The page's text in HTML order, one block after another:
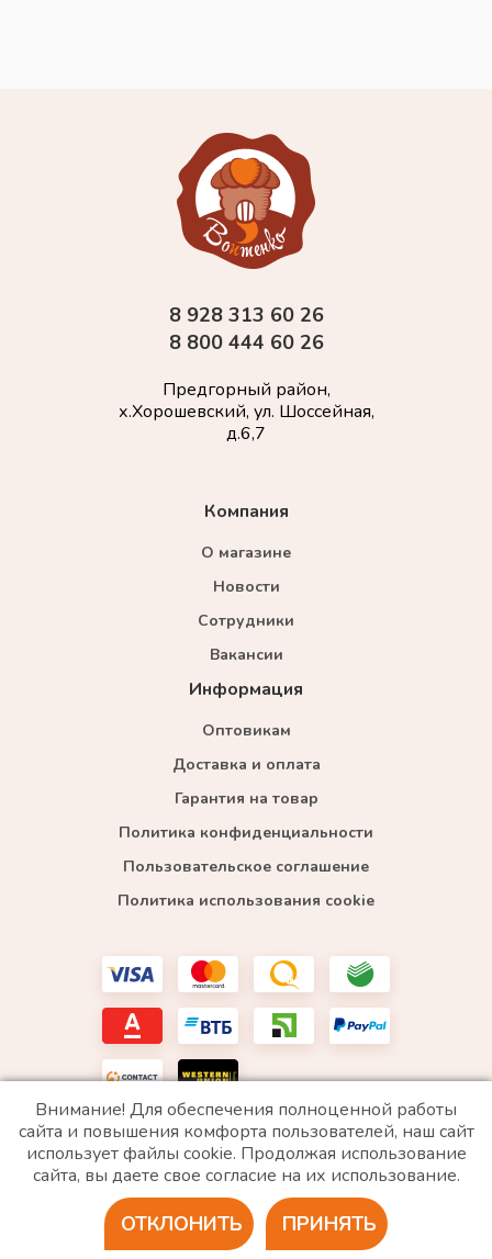
Компания
О магазине
Новости
Сотрудники
Вакансии
Информация
Оптовикам
Доставка и оплата
Гарантия на товар
Политика конфиденциальности
Пользовательское соглашение
Политика использования cookie
8 928 313 60 26
8 800 444 60 26
Предгорный район,
х.Хорошевский, ул. Шоссейная,
д.6,7
*WhatsApp принадлежит компании Meta, которая признана экстремистской и запрещена в
РФ
2020 © Все права защищены. ИП «Войтенко»
Разработка сайта
Внимание! Для обеспечения полноценной работы
сайта и повышения комфорта пользователей, наш сайт
использует файлы cookie. Продолжая использование
сайта, вы даете свое согласие на их использование.
ПРИНЯТЬ
ОТКЛОНИТЬ